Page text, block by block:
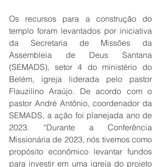
Os recursos para a construção do
templo foram levantados por iniciativa
da Secretaria de Missões da
Assembleia de Deus Santana
(SEMADS), setor 4 do ministério do
Belém, igreja liderada pelo pastor
Flauzilino Araújo. De acordo com o
pastor André Antônio, coordenador da
SEMADS, a ação foi planejada ano de
2023. “Durante a Conferência
Missionária de 2023, nós tivemos como
propósito econômico levantar fundos
para investir em uma igreja do projeto